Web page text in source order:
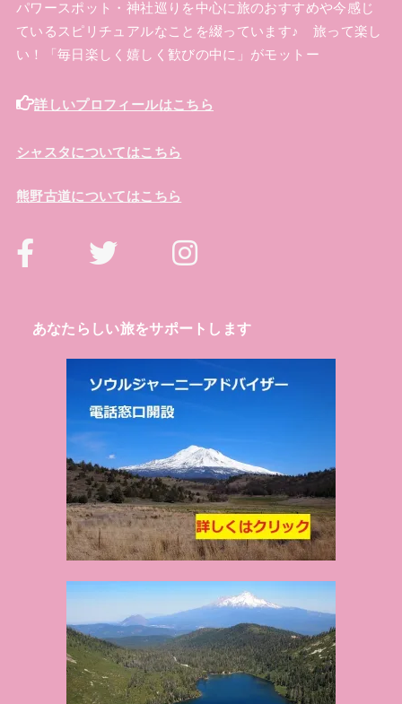
パワースポット・神社巡りを中心に旅のおすすめや今感じ
ているスピリチュアルなことを綴っています♪ 旅って楽し
い！「毎日楽しく嬉しく歓びの中に」がモットー
詳しいプロフィールはこちら
シャスタについてはこちら
熊野古道についてはこちら
あなたらしい旅をサポートします